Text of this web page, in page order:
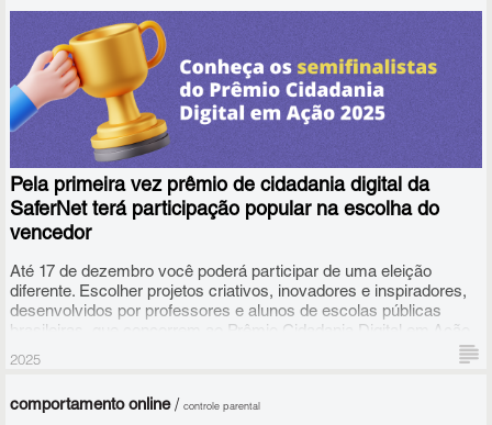
Pela primeira vez prêmio de cidadania digital da
SaferNet terá participação popular na escolha do
vencedor
Até 17 de dezembro você poderá participar de uma eleição
diferente. Escolher projetos criativos, inovadores e inspiradores,
desenvolvidos por professores e alunos de escolas públicas
brasileiras, que concorrem ao Prêmio Cidadania Digital em Ação
2025, criado pela Safernet Brasil em parceria com o governo
2025
comportamento online/controle parental